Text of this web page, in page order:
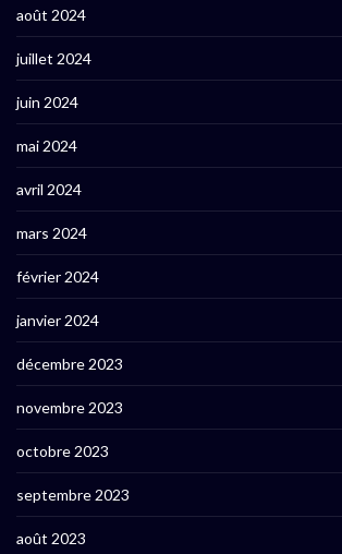
août 2024
juillet 2024
juin 2024
mai 2024
avril 2024
mars 2024
février 2024
janvier 2024
décembre 2023
novembre 2023
octobre 2023
septembre 2023
août 2023